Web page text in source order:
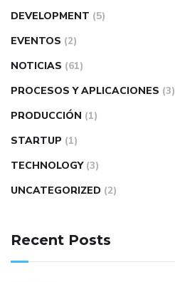
DEVELOPMENT (5)
EVENTOS (2)
NOTICIAS (61)
PROCESOS Y APLICACIONES (3)
PRODUCCIÓN (1)
STARTUP (1)
TECHNOLOGY (3)
UNCATEGORIZED (2)
Recent Posts